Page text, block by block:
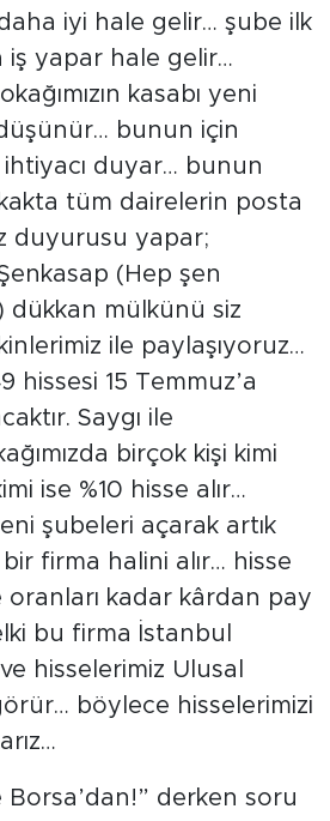
iyi hale gelir… şube ilk
iş yapar hale gelir…
kasabı yeni
bunun için
duyar… bunun
tüm dairelerin posta
duyurusu yapar;
(Hep şen
dükkan mülkünü siz
ile paylaşıyoruz…
hissesi 15 Temmuz’a
Saygı ile
birçok kişi kimi
ise %10 hisse alır…
şubeleri açarak artık
firma halini alır… hisse
oranları kadar kârdan pay
bu firma İstanbul
hisselerimiz Ulusal
böylece hisselerimizi
derken soru